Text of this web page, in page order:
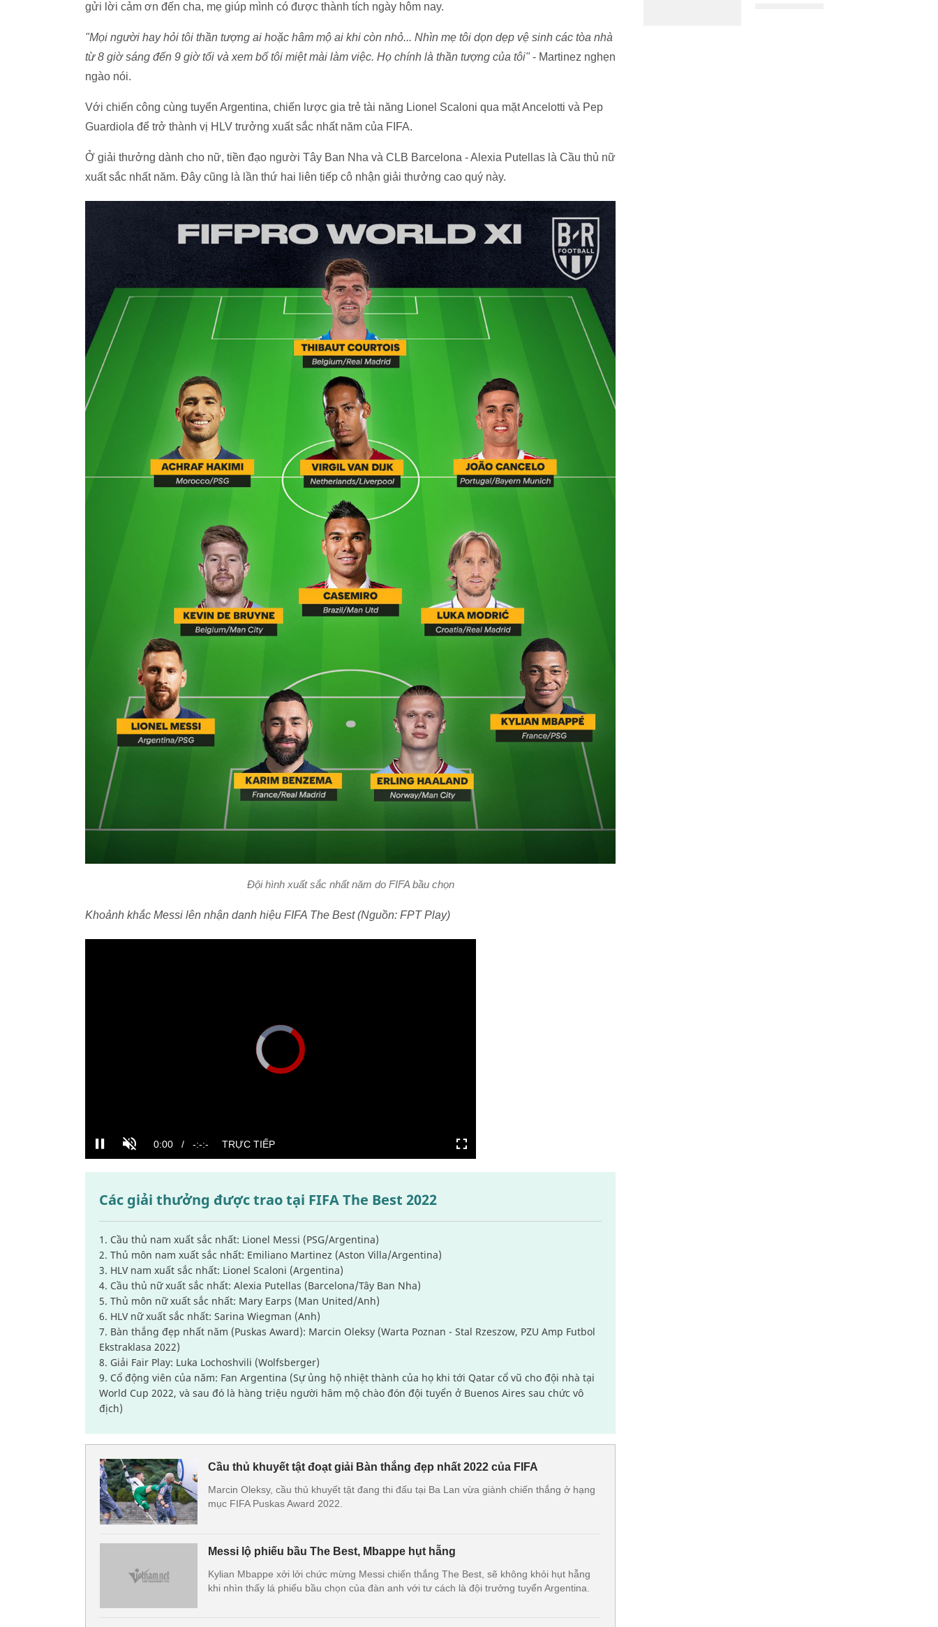
gửi lời cảm ơn đến cha, mẹ giúp mình có được thành tích ngày hôm nay.
"Mọi người hay hỏi tôi thần tượng ai hoặc hâm mộ ai khi còn nhỏ... Nhìn mẹ tôi dọn dẹp vệ sinh các tòa nhà
từ 8 giờ sáng đến 9 giờ tối và xem bố tôi miệt mài làm việc. Họ chính là thần tượng của tôi"- Martinez nghẹn
ngào nói.
Với chiến công cùng tuyển Argentina, chiến lược gia trẻ tài năng Lionel Scaloni qua mặt Ancelotti và Pep
Guardiola để trở thành vị HLV trưởng xuất sắc nhất năm của FIFA.
Ở giải thưởng dành cho nữ, tiền đạo người Tây Ban Nha và CLB Barcelona - Alexia Putellas là Cầu thủ nữ
xuất sắc nhất năm. Đây cũng là lần thứ hai liên tiếp cô nhận giải thưởng cao quý này.
Đội hình xuất sắc nhất năm do FIFA bầu chọn
Khoảnh khắc Messi lên nhận danh hiệu FIFA The Best (Nguồn: FPT Play)
Các giải thưởng được trao tại FIFA The Best 2022
1. Cầu thủ nam xuất sắc nhất: Lionel Messi (PSG/Argentina)
2. Thủ môn nam xuất sắc nhất: Emiliano Martinez (Aston Villa/Argentina)
3. HLV nam xuất sắc nhất: Lionel Scaloni (Argentina)
4. Cầu thủ nữ xuất sắc nhất: Alexia Putellas (Barcelona/Tây Ban Nha)
5. Thủ môn nữ xuất sắc nhất: Mary Earps (Man United/Anh)
6. HLV nữ xuất sắc nhất: Sarina Wiegman (Anh)
7. Bàn thắng đẹp nhất năm (Puskas Award): Marcin Oleksy (Warta Poznan - Stal Rzeszow, PZU Amp Futbol
Ekstraklasa 2022)
8. Giải Fair Play: Luka Lochoshvili (Wolfsberger)
9. Cổ động viên của năm: Fan Argentina (Sự ủng hộ nhiệt thành của họ khi tới Qatar cổ vũ cho đội nhà tại
World Cup 2022, và sau đó là hàng triệu người hâm mộ chào đón đội tuyển ở Buenos Aires sau chức vô
địch)
Cầu thủ khuyết tật đoạt giải Bàn thắng đẹp nhất 2022 của FIFA
Marcin Oleksy, cầu thủ khuyết tật đang thi đấu tại Ba Lan vừa giành chiến thắng ở hạng
mục FIFA Puskas Award 2022.
Messi lộ phiếu bầu The Best, Mbappe hụt hẫng
Kylian Mbappe xởi lởi chức mừng Messi chiến thắng The Best, sẽ không khỏi hụt hẫng
khi nhìn thấy lá phiếu bầu chọn của đàn anh với tư cách là đội trưởng tuyển Argentina.